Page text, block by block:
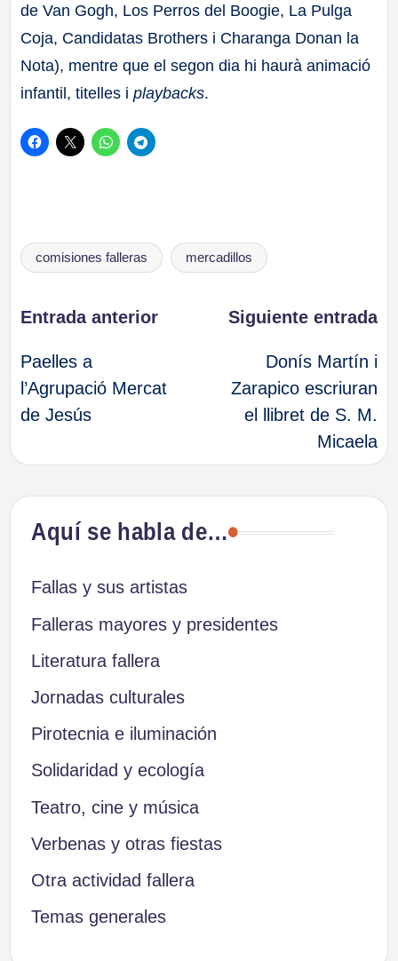
de Van Gogh, Los Perros del Boogie, La Pulga
Coja, Candidatas Brothers i Charanga Donan la
Nota), mentre que el segon dia hi haurà animació
infantil, titelles iplaybacks.
Etiquetas:
comisiones falleras mercadillos
Navegación
de
entradas
Entrada anterior
Paelles a
l’Agrupació Mercat
de Jesús
Siguiente entrada
Donís Martín i
Zarapico escriuran
el llibret de S. M.
Micaela
Aquí se habla de…
Fallas y sus artistas
Falleras mayores y presidentes
Literatura fallera
Jornadas culturales
Pirotecnia e iluminación
Solidaridad y ecología
Teatro, cine y música
Verbenas y otras fiestas
Otra actividad fallera
Temas generales